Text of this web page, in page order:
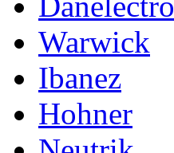
Warwick
Ibanez
Hohner